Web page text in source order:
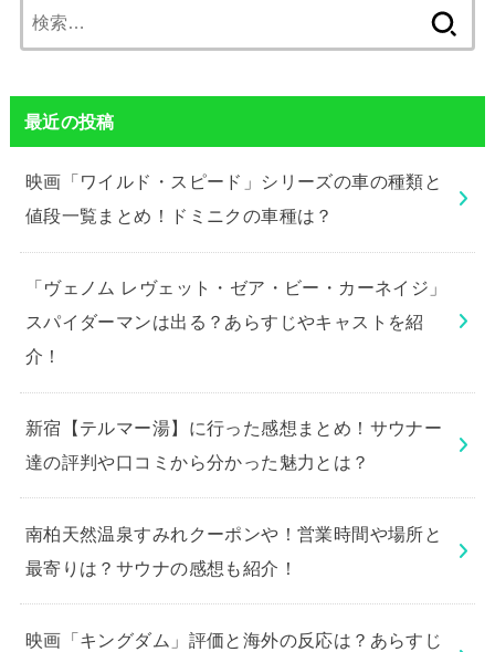
索:
最近の投稿
映画「ワイルド・スピード」シリーズの車の種類と
値段一覧まとめ！ドミニクの車種は？
「ヴェノム レヴェット・ゼア・ビー・カーネイジ」
スパイダーマンは出る？あらすじやキャストを紹
介！
新宿【テルマー湯】に行った感想まとめ！サウナー
達の評判や口コミから分かった魅力とは？
南柏天然温泉すみれクーポンや！営業時間や場所と
最寄りは？サウナの感想も紹介！
映画「キングダム」評価と海外の反応は？あらすじ